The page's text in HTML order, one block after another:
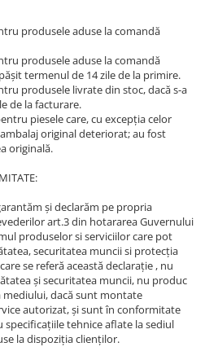
2 WD
4 WD
produsele aduse la comandă
produsele aduse la comandă
termenul de 14 zile de la primire.
produsele livrate din stoc, dacă s-a
de la facturare.
piesele care, cu excepția celor
original deteriorat; au fost
originală.
și declarăm pe propria
art.3 din hotararea Guvernului
produselor si serviciilor care pot
securitatea muncii si protecția
se referă această declarație , nu
și securitatea muncii, nu produc
dacă sunt montate
autorizat, și sunt în conformitate
specificațiile tehnice aflate la sediul
la dispoziția clienților.